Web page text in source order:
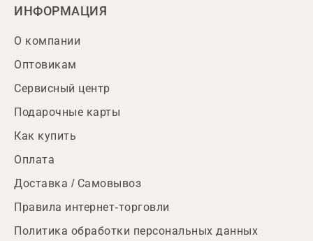
ИНФОРМАЦИЯ
О компании
Оптовикам
Сервисный центр
Подарочные карты
Как купить
Оплата
Доставка / Самовывоз
Правила интернет-торговли
Политика обработки персональных данных